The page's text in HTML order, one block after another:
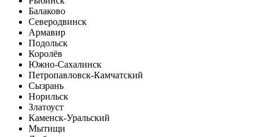
Балаково
Северодвинск
Армавир
Подольск
Королёв
Южно-Сахалинск
Петропавловск-Камчатский
Сызрань
Норильск
Златоуст
Каменск-Уральский
Мытищи